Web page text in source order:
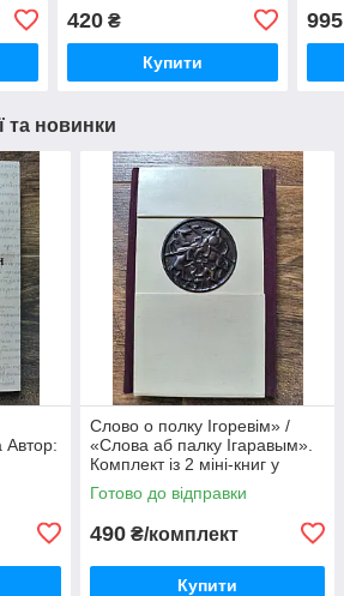
420₴
Купити
995
та новинки
Автор:
Слово о полку Ігоревім» /
«Слова аб палку Ігаравым».
Комплект із 2 міні-книг у
футлярі
Готово до відправки
490 ₴/комплект
Купити